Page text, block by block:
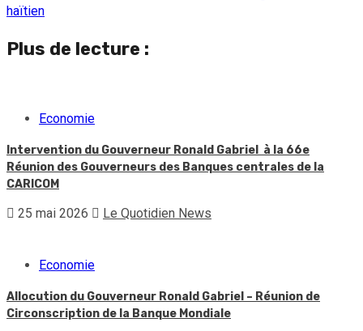
haïtien
Plus de lecture :
Economie
Intervention du Gouverneur Ronald Gabriel à la 66e
Réunion des Gouverneurs des Banques centrales de la
CARICOM
25 mai 2026 Le Quotidien News
Economie
Allocution du Gouverneur Ronald Gabriel – Réunion de
Circonscription de la Banque Mondiale